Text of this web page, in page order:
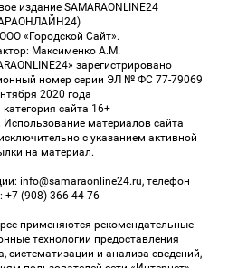
издание SAMARAONLINE24
«Городской Сайт».
Максименко А.М.
зарегистрировано
номер серии ЭЛ № ФС 77-79069
2020 года
категория сайта 16+
материалов сайта
с указанием активной
на материал.
info@samaraonline24.ru, телефон
+7 (908) 366-44-76
применяются рекомендательные
технологии предоставления
систематизации и анализа сведений,